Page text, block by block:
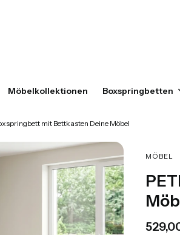
Möbelkollektionen Boxspringbetten
mit Bettkasten Deine Möbel
MÖBEL
Preis